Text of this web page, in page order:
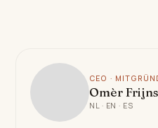
CEO ·
Omèr Frijns
NL · EN · ES